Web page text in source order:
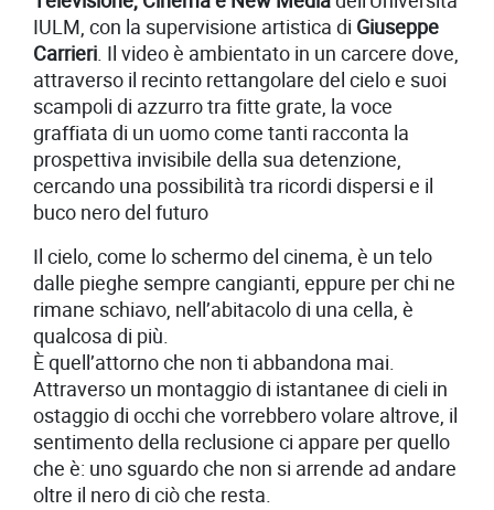
IULM, con la supervisione artistica di Giuseppe
Carrieri. Il video è ambientato in un carcere dove,
attraverso il recinto rettangolare del cielo e suoi
scampoli di azzurro tra fitte grate, la voce
graffiata di un uomo come tanti racconta la
prospettiva invisibile della sua detenzione,
cercando una possibilità tra ricordi dispersi e il
buco nero del futuro
Il cielo, come lo schermo del cinema, è un telo
dalle pieghe sempre cangianti, eppure per chi ne
rimane schiavo, nell’abitacolo di una cella, è
qualcosa di più.
È quell’attorno che non ti abbandona mai.
Attraverso un montaggio di istantanee di cieli in
ostaggio di occhi che vorrebbero volare altrove, il
sentimento della reclusione ci appare per quello
che è: uno sguardo che non si arrende ad andare
oltre il nero di ciò che resta.